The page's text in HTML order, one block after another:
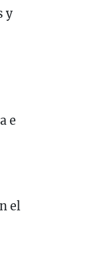
y
e
el